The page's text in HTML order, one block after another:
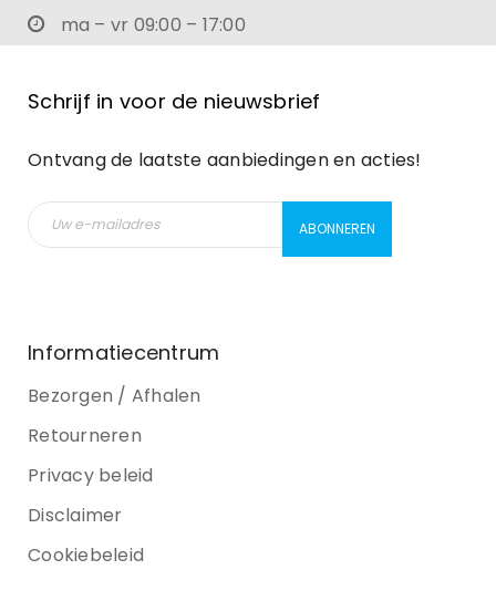
ma – vr 09:00 – 17:00
Schrijf in voor de nieuwsbrief
Ontvang de laatste aanbiedingen en acties!
Informatiecentrum
Bezorgen / Afhalen
Retourneren
Privacy beleid
Disclaimer
Cookiebeleid